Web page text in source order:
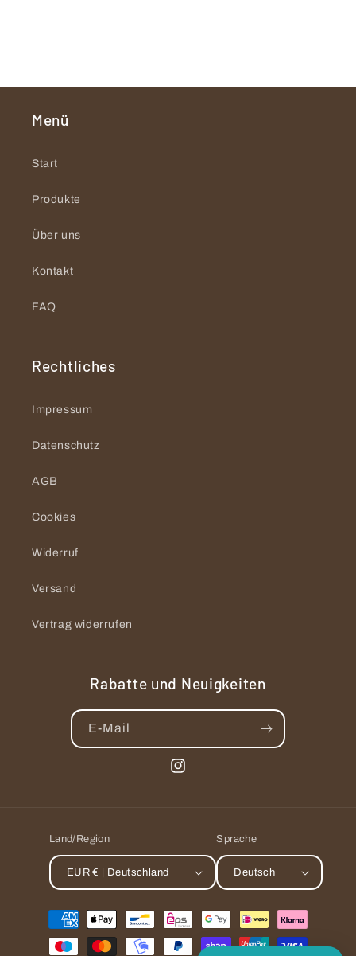
Menü
Start
Produkte
Über uns
Kontakt
FAQ
Rechtliches
Impressum
Datenschutz
AGB
Cookies
Widerruf
Versand
Vertrag widerrufen
Rabatte und Neuigkeiten
E-Mail
Instagram
Land/Region
EUR € | Deutschland
Sprache
Deutsch
Zahlungsmethoden